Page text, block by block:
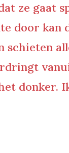
ze gaat
door
donker.